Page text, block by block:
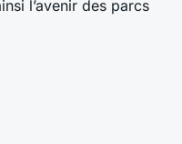
l’avenir des parcs